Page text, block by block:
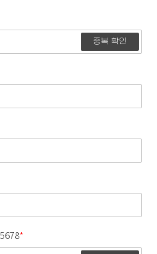
중복 확인
*